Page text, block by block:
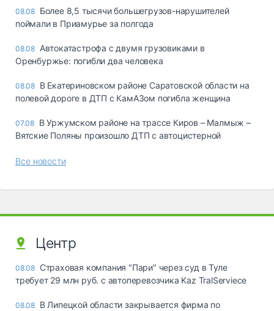
08.08 Более 8,5 тысячи большегрузов-нарушителей
поймали в Приамурье за полгода
08.08 Автокатастрофа с двумя грузовиками в
Оренбуржье: погибли два человека
08.08 В Екатериновском районе Саратовской области на
полевой дороге в ДТП с КамАЗом погибла женщина
07.08 В Уржумском районе на трассе Киров – Малмыж –
Вятские Поляны произошло ДТП с автоцистерной
Все новости
Центр
08.08 Страховая компания "Пари" через суд в Туле
требует 29 млн руб. с автоперевозчика Kaz TralServiece
08.08 В Липецкой области закрывается фирма по